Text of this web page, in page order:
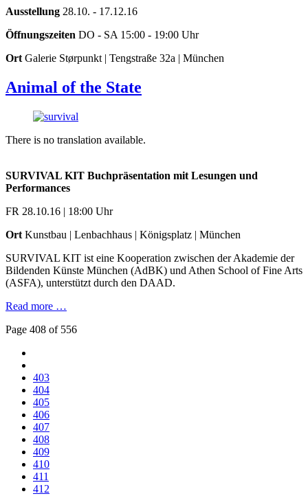
Ausstellung 28.10. - 17.12.16
Öffnungszeiten DO - SA 15:00 - 19:00 Uhr
Ort Galerie Størpunkt | Tengstraße 32a | München
Animal of the State
There is no translation available.
SURVIVAL KIT Buchpräsentation mit Lesungen und
Performances
FR 28.10.16 | 18:00 Uhr
Ort Kunstbau | Lenbachhaus | Königsplatz | München
SURVIVAL KIT ist eine Kooperation zwischen der Akademie der
Bildenden Künste München (AdBK) und Athen School of Fine Arts
(ASFA), unterstützt durch den DAAD.
Read more …
Page 408 of 556
403
404
405
406
407
408
409
410
411
412